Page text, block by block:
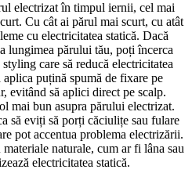
electrizat în timpul iernii, cel mai
Cu cât ai părul mai scurt, cu atât
cu electricitatea statică. Dacă
lungimea părului tău, poți încerca
care să reducă electricitatea
puțină spumă de fixare pe
evitând să aplici direct pe scalp.
mai bun asupra părului electrizat.
să eviți să porți căciulițe sau fulare
pot accentua problema electrizării.
naturale, cum ar fi lâna sau
electricitatea statică.